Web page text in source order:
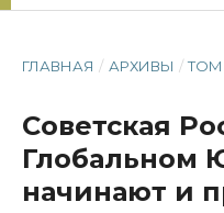
ГЛАВНАЯ / АРХИВЫ / ТОМ
Советская
Глобальном
начинают и